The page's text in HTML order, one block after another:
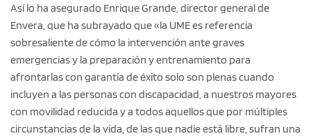
Así lo ha asegurado Enrique Grande, director general de
Envera, que ha subrayado que «la UME es referencia
sobresaliente de cómo la intervención ante graves
emergencias y la preparación y entrenamiento para
afrontarlas con garantía de éxito solo son plenas cuando
incluyen a las personas con discapacidad, a nuestros mayores
con movilidad reducida y a todos aquellos que por múltiples
circunstancias de la vida, de las que nadie está libre, sufran una